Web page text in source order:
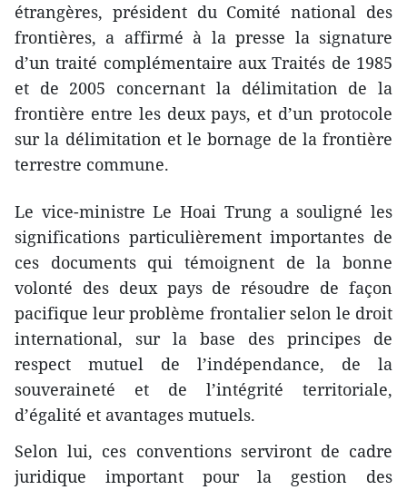
étrangères, président du Comité national des
frontières, a affirmé à la presse la signature
d’un traité complémentaire aux Traités de 1985
et de 2005 concernant la délimitation de la
frontière entre les deux pays, et d’un protocole
sur la délimitation et le bornage de la frontière
terrestre commune.
Le vice-ministre Le Hoai Trung a souligné les
significations particulièrement importantes de
ces documents qui témoignent de la bonne
volonté des deux pays de résoudre de façon
pacifique leur problème frontalier selon le droit
international, sur la base des principes de
respect mutuel de l’indépendance, de la
souveraineté et de l’intégrité territoriale,
d’égalité et avantages mutuels.
Selon lui, ces conventions serviront de cadre
juridique important pour la gestion des